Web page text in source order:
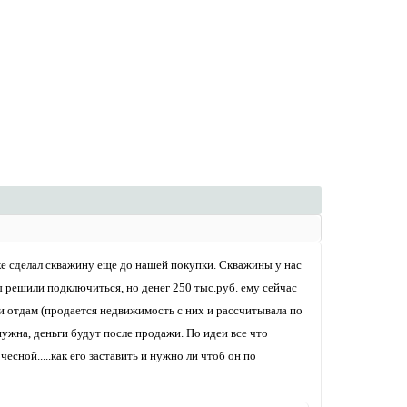
сделал скважину еще до нашей покупки. Скважины у нас
подключиться, но денег 250 тыс.руб. ему сейчас
отдам (продается недвижимость с них и рассчитывала по
деньги будут после продажи. По идеи все что
его заставить и нужно ли чтоб он по